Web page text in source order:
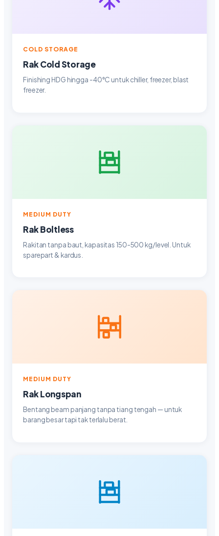
COLD STORAGE
Rak Cold Storage
Finishing HDG hingga -40°C untuk chiller, freezer, blast
freezer.
MEDIUM DUTY
Rak Boltless
Rakitan tanpa baut, kapasitas 150-500 kg/level. Untuk
sparepart & kardus.
MEDIUM DUTY
Rak Longspan
Bentang beam panjang tanpa tiang tengah — untuk
barang besar tapi tak terlalu berat.